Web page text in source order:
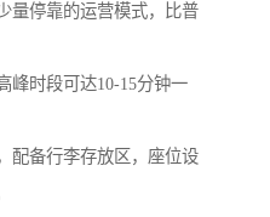
量停靠的运营模式，比普
峰时段可达10-15分钟一
配备行李存放区，座位设